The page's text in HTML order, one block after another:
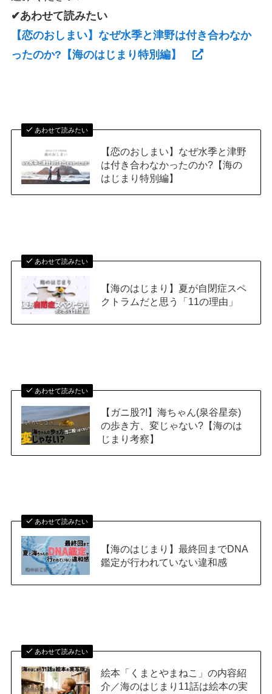
✔あわせて読みたい
【恋のおしまい】なぜ水季と津野は付き合わなか
ったのか?【海のはじまり特別編】
あわせて読みたい
【恋のおしまい】なぜ水季と津野
は付き合わなかったのか?【海の
はじまり特別編】
あわせて読みたい
【海のはじまり】夏が自閉症スペ
クトラムだと思う「11の理由」
あわせて読みたい
【ガニ股?!】海ちゃん(泉谷星奈)
の歩き方、変じゃない?【海のは
じまり考察】
あわせて読みたい
【海のはじまり】最終回までDNA
鑑定が行われていない違和感
あわせて読みたい
絵本「くまとやまねこ」の内容紹
介／海のはじまり11話は絵本の実